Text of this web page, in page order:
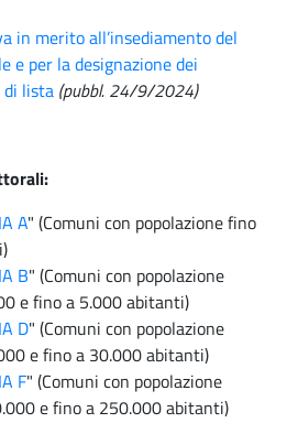
in merito all’insediamento del
e per la designazione dei
di lista (pubbl. 24/9/2024)
A" (Comuni con popolazione fino
B" (Comuni con popolazione
e fino a 5.000 abitanti)
D" (Comuni con popolazione
e fino a 30.000 abitanti)
F" (Comuni con popolazione
e fino a 250.000 abitanti)